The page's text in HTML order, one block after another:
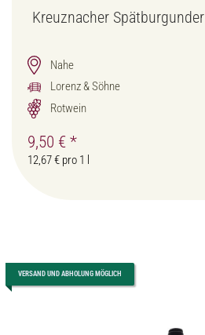
Kreuznacher Spätburgunder
Nahe
Lorenz & Söhne
Rotwein
9,50 € *
12,67 € pro 1 l
VERSAND UND ABHOLUNG MÖGLICH